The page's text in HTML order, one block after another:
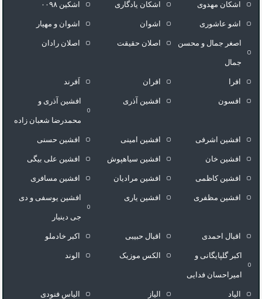
اشکان مهدوی اشکان یادگاری اشکین ۰۰۹۸
اشو عاشوری اشوان اشوان و مهیار
اصغر جمال و محسن
جمال
اصلان حقیقت اصلان رادان
افرا افران اَفرند
افسون افشین آذری افشین آذری و
محمدرضا شعبان زاده
افشین اشرفی افشین امینی افشین حسنی
افشین خان افشین سیاهپوش افشین علی بیگی
افشین کاظمی افشین مرادیان افشین مسافری
افشین مظفری افشین یاری افشین یوسفی و دی
جی دینیار
اقبال احمدی اقبال حبیبی اکبر خادملو
اکبر گلپایگانی و
امیراحسان فدایی
الکس موزیک الوند
الیاد الیاز الیاس فنودی